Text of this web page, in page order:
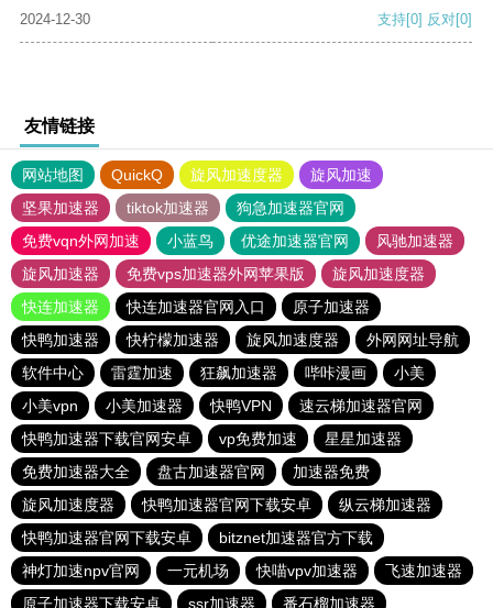
2024-12-30
支持[0] 反对[0]
友情链接
网站地图 QuickQ 旋风加速度器
旋风加速
坚果加速器
tiktok加速器
狗急加速器官网
免费vqn外网加速
小蓝鸟 优途加速器官网
风驰加速器
旋风加速器
免费vps加速器外网苹果版
旋风加速度器
快连加速器
快连加速器官网入口
原子加速器
快鸭加速器
快柠檬加速器 旋风加速度器
外网网址导航
软件中心
雷霆加速 狂飙加速器 哔咔漫画
小美
小美vpn
小美加速器 快鸭VPN
速云梯加速器官网
快鸭加速器下载官网安卓
vp免费加速
星星加速器
免费加速器大全
盘古加速器官网
加速器免费
旋风加速度器
快鸭加速器官网下载安卓
纵云梯加速器
快鸭加速器官网下载安卓
bitznet加速器官方下载
神灯加速npv官网
一元机场 快喵vpv加速器
飞速加速器
原子加速器下载安卓
ssr加速器 番石榴加速器